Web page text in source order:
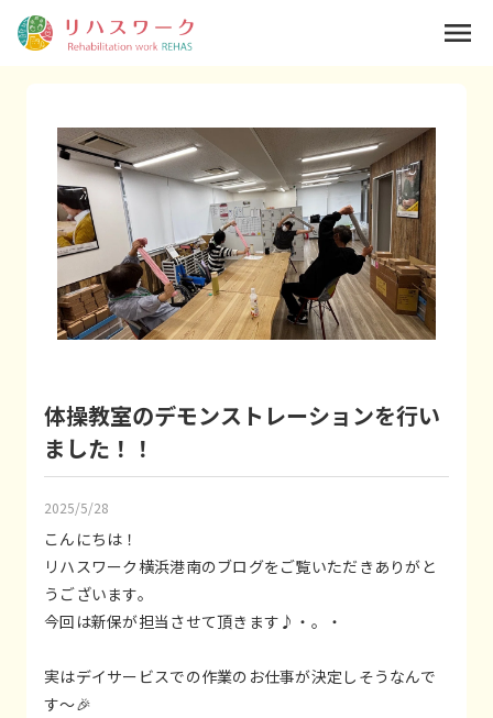
体操教室のデモンストレーションを行い
ました！！
2025/5/28
こんにちは！
リハスワーク横浜港南のブログをご覧いただきありがと
うございます。
今回は新保が担当させて頂きます♪・。・
実はデイサービスでの作業のお仕事が決定しそうなんで
す～🎉
menu